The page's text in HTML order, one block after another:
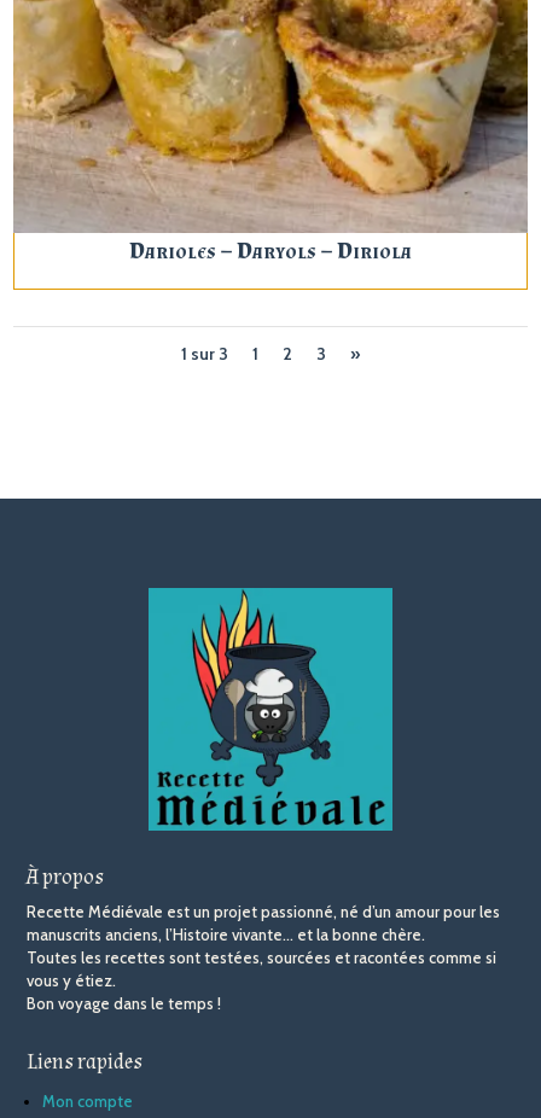
Darioles – Daryols – Diriola
1 sur 3 1 2 3 »
À propos
Recette Médiévale est un projet passionné, né d’un amour pour les
manuscrits anciens, l’Histoire vivante… et la bonne chère.
Toutes les recettes sont testées, sourcées et racontées comme si
vous y étiez.
Bon voyage dans le temps !
Liens rapides
Mon compte